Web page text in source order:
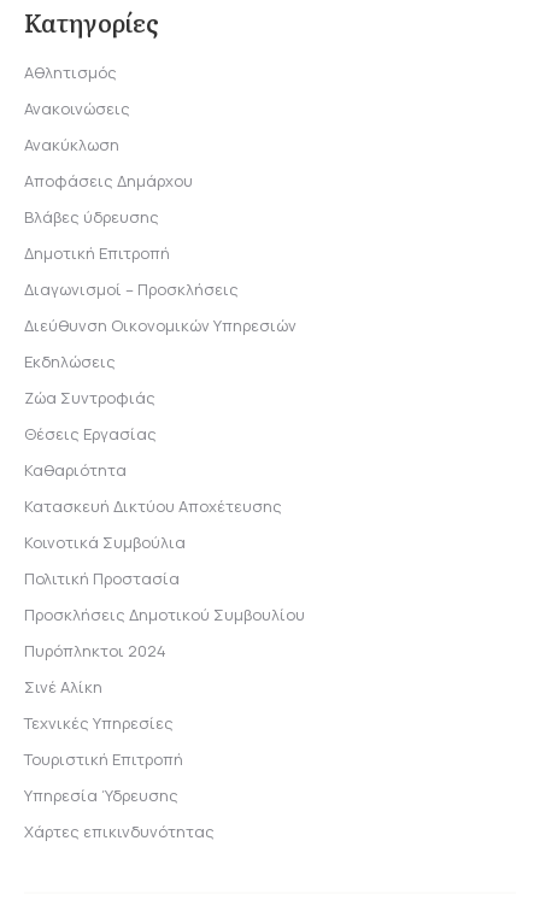
Κατηγορίες
Αθλητισμός
Ανακοινώσεις
Ανακύκλωση
Αποφάσεις Δημάρχου
Βλάβες ύδρευσης
Δημοτική Επιτροπή
Διαγωνισμοί – Προσκλήσεις
Διεύθυνση Οικονομικών Υπηρεσιών
Εκδηλώσεις
Ζώα Συντροφιάς
Θέσεις Εργασίας
Καθαριότητα
Κατασκευή Δικτύου Αποχέτευσης
Κοινοτικά Συμβούλια
Πολιτική Προστασία
Προσκλήσεις Δημοτικού Συμβουλίου
Πυρόπληκτοι 2024
Σινέ Αλίκη
Τεχνικές Υπηρεσίες
Τουριστική Επιτροπή
Υπηρεσία Ύδρευσης
Χάρτες επικινδυνότητας